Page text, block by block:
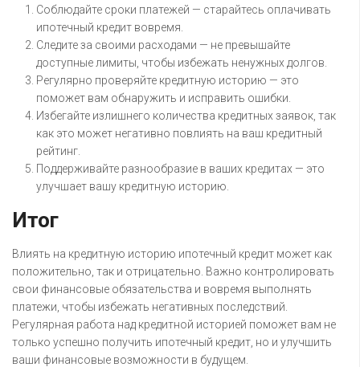
Соблюдайте сроки платежей — старайтесь оплачивать
ипотечный кредит вовремя.
Следите за своими расходами — не превышайте
доступные лимиты, чтобы избежать ненужных долгов.
Регулярно проверяйте кредитную историю — это
поможет вам обнаружить и исправить ошибки.
Избегайте излишнего количества кредитных заявок, так
как это может негативно повлиять на ваш кредитный
рейтинг.
Поддерживайте разнообразие в ваших кредитах — это
улучшает вашу кредитную историю.
Итог
Влиять на кредитную историю ипотечный кредит может как
положительно, так и отрицательно. Важно контролировать
свои финансовые обязательства и вовремя выполнять
платежи, чтобы избежать негативных последствий.
Регулярная работа над кредитной историей поможет вам не
только успешно получить ипотечный кредит, но и улучшить
ваши финансовые возможности в будущем.